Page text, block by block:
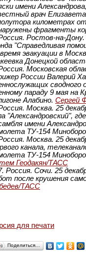
имени
врач
километрах от
фрагменты
Ростов-на-
"Справедливая
эвакуации в
Донецкой
Московская
России Валерий
сводного
параду 9 мая на
Алабино. Сергей
Москва. 25
"Александровский",
имени
ТУ-154
Москва. 25
канала,
ТУ-154
Геодакян/ТАСС
Россия. Сочи. 25
после крушения
ТАСС
для печати
Поделиться…